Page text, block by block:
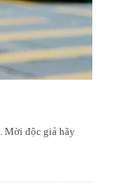
Mời độc giả hãy